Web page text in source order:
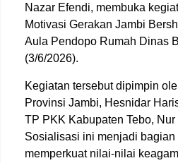
Nazar Efendi, membuka
Motivasi Gerakan Jambi
Aula Pendopo Rumah Dinas
(3/6/2026).
Kegiatan tersebut dipimpin
Provinsi Jambi, Hesnidar
TP PKK Kabupaten Tebo,
Sosialisasi ini menjadi bagian
memperkuat nilai-nilai